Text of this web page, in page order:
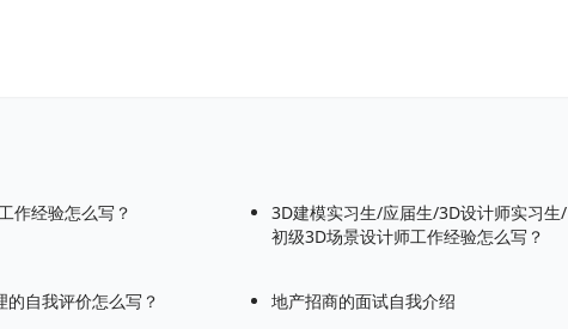
作经验怎么写？
3D建模实习生/应届生/3D设计师实习生/
初级3D场景设计师工作经验怎么写？
的自我评价怎么写？
地产招商的面试自我介绍